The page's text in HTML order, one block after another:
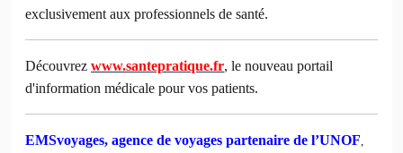
exclusivement aux professionnels de santé.
Découvrez www.santepratique.fr, le nouveau portail
d'information médicale pour vos patients.
EMSvoyages, agence de voyages partenaire de l’UNOF